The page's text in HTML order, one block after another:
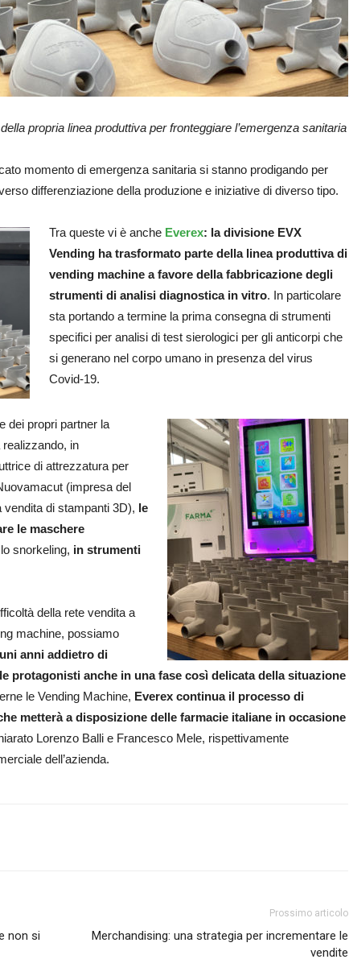
propria linea produttiva per fronteggiare l’emergenza sanitaria
momento di emergenza sanitaria si stanno prodigando per
differenziazione della produzione e iniziative di diverso tipo.
Tra queste vi è anche Everex: la divisione EVX
Vending ha trasformato parte della linea produttiva di
vending machine a favore della fabbricazione degli
strumenti di analisi diagnostica in vitro. In particolare
sta portando a termine la prima consegna di strumenti
specifici per analisi di test sierologici per gli anticorpi che
si generano nel corpo umano in presenza del virus
Covid-19.
dei propri partner la
in
di attrezzatura per
(impresa del
di stampanti 3D), le
le maschere
snorkeling, in strumenti
della rete vendita a
machine, possiamo
anni addietro di
protagonisti anche in una fase così delicata della situazione
le Vending Machine, Everex continua il processo di
metterà a disposizione delle farmacie italiane in occasione
Lorenzo Balli e Francesco Mele, rispettivamente
dell’azienda.
non si
Prossimo articolo
Merchandising: una strategia per incrementare le
vendite